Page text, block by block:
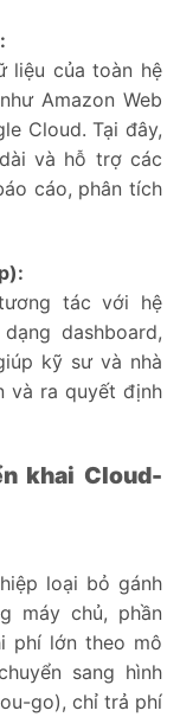
liệu của toàn hệ
Amazon Web
Cloud. Tại đây,
và hỗ trợ các
cáo, phân tích
tác với hệ
dashboard,
kỹ sư và nhà
và ra quyết định
khai Cloud-
loại bỏ gánh
máy chủ, phần
phí lớn theo mô
sang hình
go), chỉ trả phí